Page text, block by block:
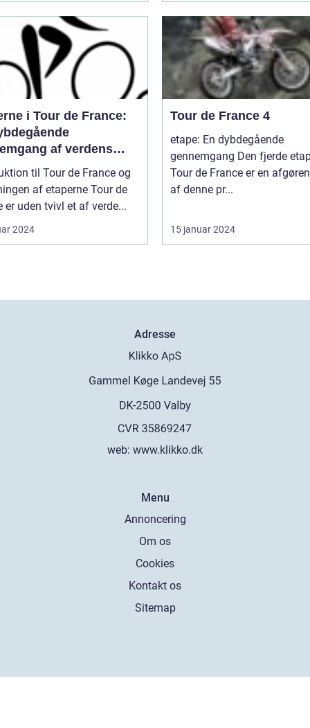
i Tour de France:
af verdens
cykelløb
til Tour de France og
af etaperne Tour de
er uden tvivl et af verde...
2024
Tour de France 4
etape: En dybdegående
gennemgang Den fjerde etape af
Tour de France er en
af denne pr...
15 januar 2024
Adresse
web: www.klikko.dk
Menu
Annoncering
Om os
Cookies
Kontakt os
Sitemap